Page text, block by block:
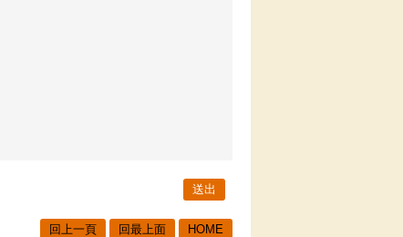
回上一頁 回最上面 HOME